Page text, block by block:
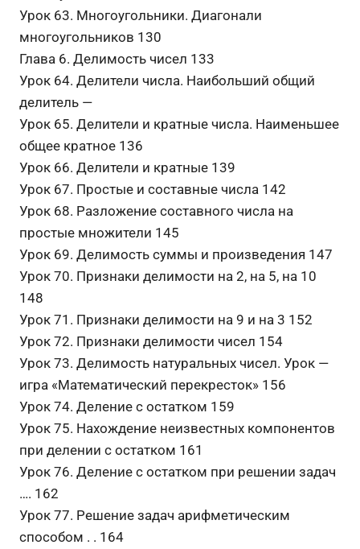
Урок 63. Многоугольники. Диагонали
многоугольников 130
Глава 6. Делимость чисел 133
Урок 64. Делители числа. Наибольший общий
делитель —
Урок 65. Делители и кратные числа. Наименьшее
общее кратное 136
Урок 66. Делители и кратные 139
Урок 67. Простые и составные числа 142
Урок 68. Разложение составного числа на
простые множители 145
Урок 69. Делимость суммы и произведения 147
Урок 70. Признаки делимости на 2, на 5, на 10
148
Урок 71. Признаки делимости на 9 и на 3 152
Урок 72. Признаки делимости чисел 154
Урок 73. Делимость натуральных чисел. Урок —
игра «Математический перекресток» 156
Урок 74. Деление с остатком 159
Урок 75. Нахождение неизвестных компонентов
при делении с остатком 161
Урок 76. Деление с остатком при решении задач
…. 162
Урок 77. Решение задач арифметическим
способом . . 164